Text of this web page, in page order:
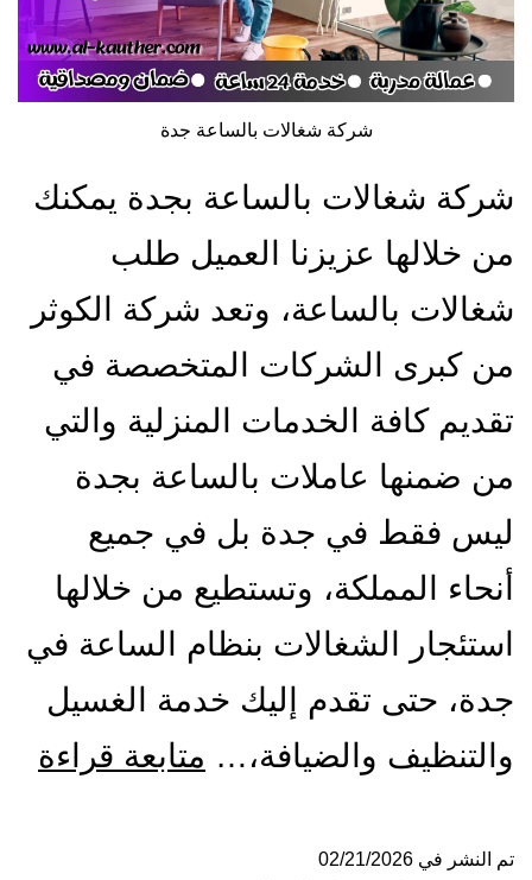
شركة شغالات بالساعة جدة
شركة شغالات بالساعة بجدة يمكنك
من خلالها عزيزنا العميل طلب
شغالات بالساعة، وتعد شركة الكوثر
من كبرى الشركات المتخصصة في
تقديم كافة الخدمات المنزلية والتي
من ضمنها عاملات بالساعة بجدة
ليس فقط في جدة بل في جميع
أنحاء المملكة، وتستطيع من خلالها
استئجار الشغالات بنظام الساعة في
جدة، حتى تقدم إليك خدمة الغسيل
والتنظيف والضيافة،… متابعة قراءة
تم النشر في 02/21/2026